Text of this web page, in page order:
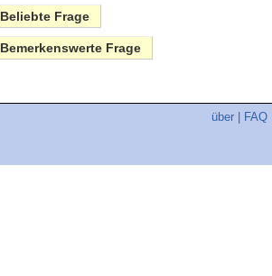
Beliebte Frage
Bemerkenswerte Frage
über FAQ